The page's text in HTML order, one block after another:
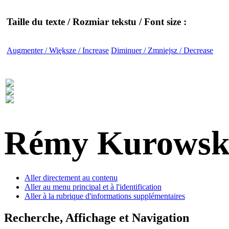
Taille du texte / Rozmiar tekstu / Font size :
Augmenter / Większe / Increase Diminuer / Zmniejsz / Decrease
Rémy
Aller directement au contenu
Aller au menu principal et à l'identification
Aller à la rubrique d'informations supplémentaires
Recherche, Affichage et Navigation